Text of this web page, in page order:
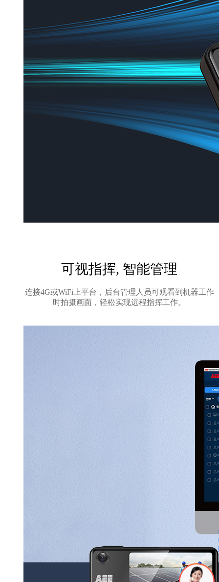
可视指挥, 智能管理
连接4G或WiFi上平台，后台管理人员可观看到机器工作
时拍摄画面，轻松实现远程指挥工作。